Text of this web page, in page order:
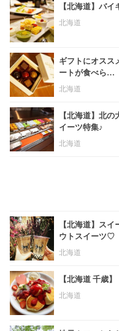
【北海道】バ
北海道
ギフトにオスス
ートが食べら…
北海道
【北海道】北
イーツ特集♪
北海道
【北海道】ス
ウトスイーツ♡
北海道
【北海道 千歳
北海道